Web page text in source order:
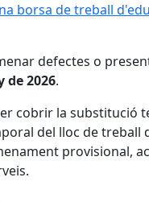
borsa de treball
defectes o
de 2026.
cobrir la substitució
del lloc de treball
provisional,